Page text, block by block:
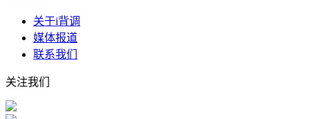
关于i背调
媒体报道
联系我们
关注我们